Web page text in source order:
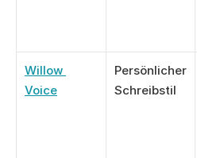
Willow
Voice
Persönlicher
Schreibstil